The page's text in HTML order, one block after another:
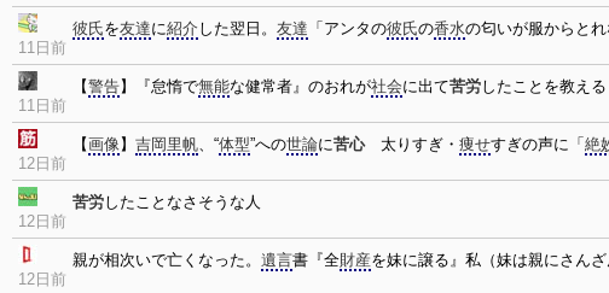
11日前
彼氏を友達に紹介した翌日。 友達 「アンタの彼氏の香水の匂いが服からと
11日前
【警告】『怠惰で無能な健常者』のおれが社会に出て苦労したことを教える
12日前
【画像】 吉岡里帆、“体型”への世論に苦心太りすぎ・ 痩せすぎの声に「 絶
12日前
苦労したことなさそうな人
12日前
親が相次いで亡くなった。 遺言書『全財産を妹に譲る』私（妹は親にさんざ